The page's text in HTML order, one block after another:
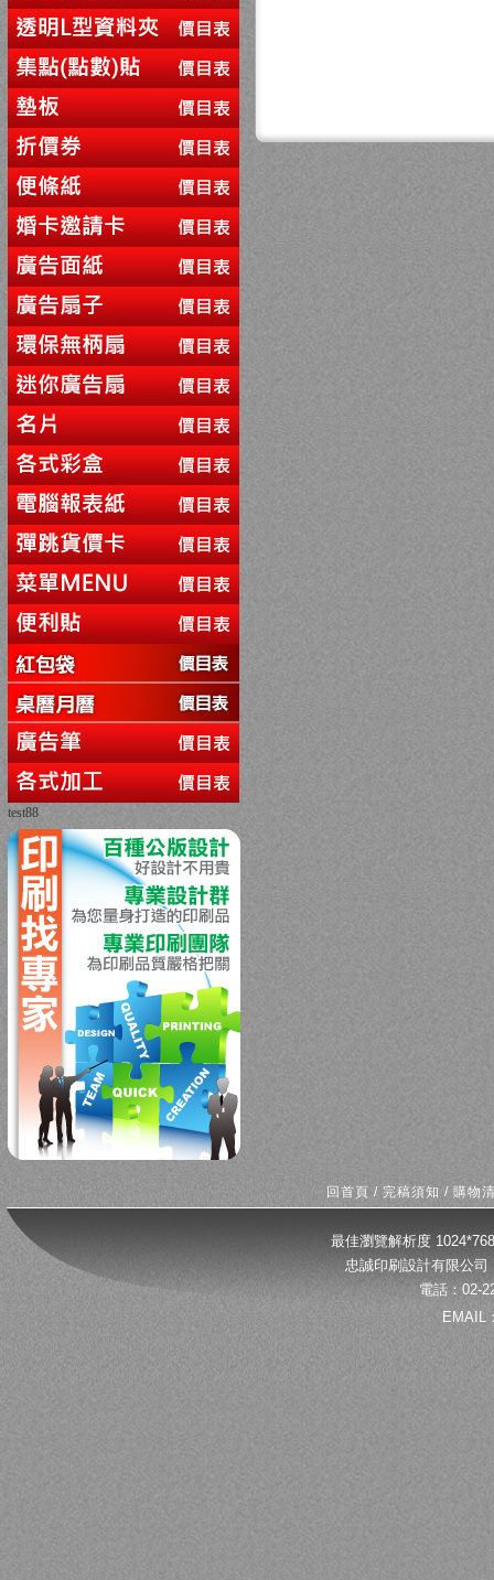
test88
回首頁 /完稿須知 /購物
最佳瀏覽解析度
忠誠印刷設計有限公
電話：02-
EMAIL